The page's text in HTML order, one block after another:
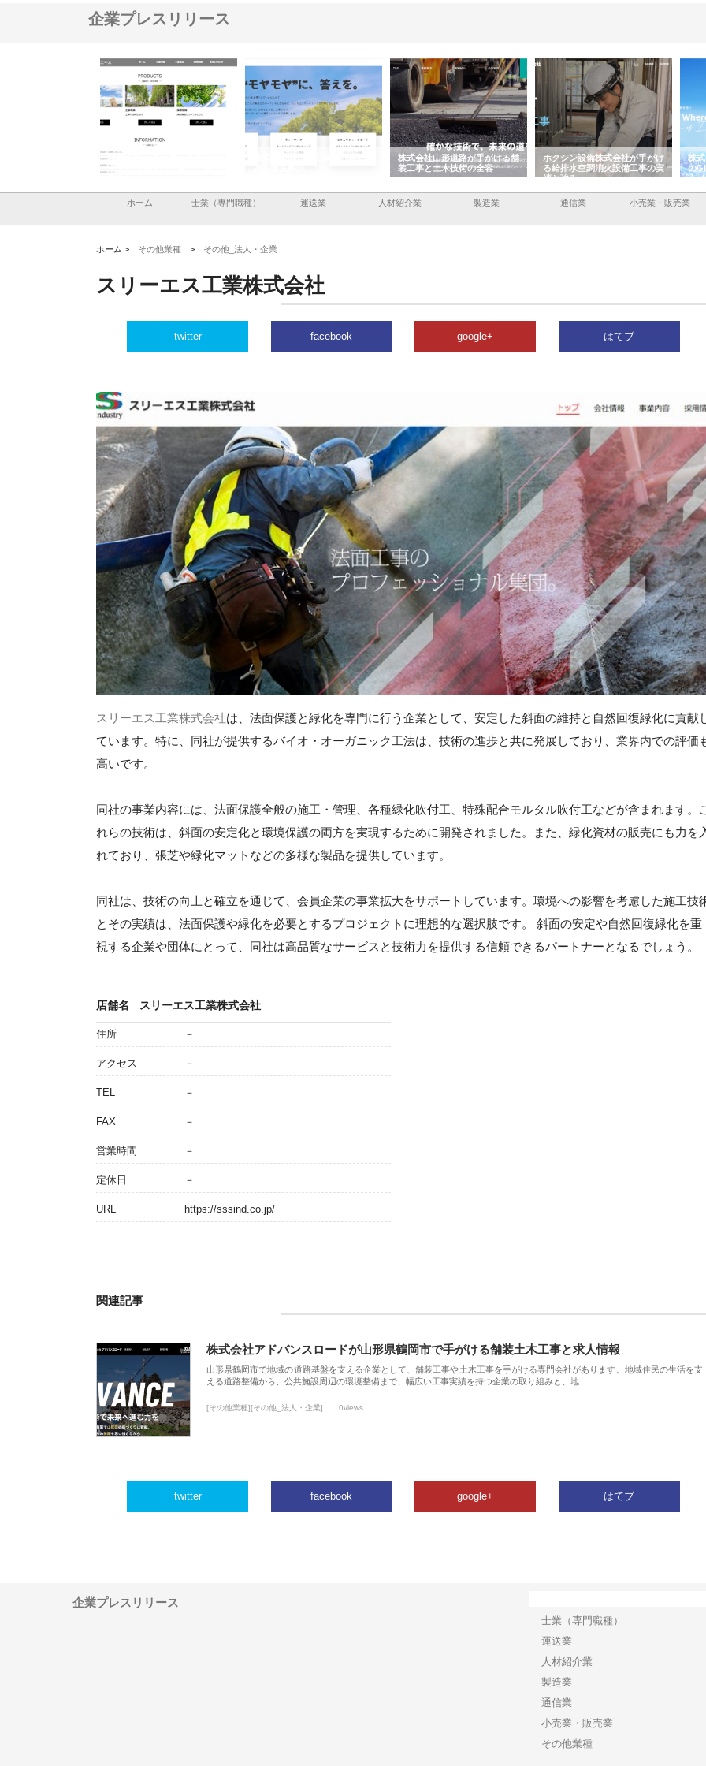
企業プレスリリース
イトが提供する充実した情報内
株式会社ＣＳＡの事業内容と強
株式会社山形道路が手がける舗
装工事と土木技術の全容
ホクシン設備株式会社が手がけ
る給排水空調消火設備工事の実
績と強み
株
の
入
ホーム 士業（専門職種） 運送業 人材紹介業 製造業 通信業 小売業・販売業
ホーム > その他業種 > その他_法人・企業
スリーエス工業株式会社
twitter facebook google+ はてブ
スリーエス工業株式会社は、法面保護と緑化を専門に行う企業として、安定した斜面の維持と自然回復緑化に貢献
ています。特に、同社が提供するバイオ・オーガニック工法は、技術の進歩と共に発展しており、業界内での評価
高いです。
同社の事業内容には、法面保護全般の施工・管理、各種緑化吹付工、特殊配合モルタル吹付工などが含まれます。
れらの技術は、斜面の安定化と環境保護の両方を実現するために開発されました。また、緑化資材の販売にも力を
れており、張芝や緑化マットなどの多様な製品を提供しています。
同社は、技術の向上と確立を通じて、会員企業の事業拡大をサポートしています。環境への影響を考慮した施工技
とその実績は、法面保護や緑化を必要とするプロジェクトに理想的な選択肢です。 斜面の安定や自然回復緑化を重
視する企業や団体にとって、同社は高品質なサービスと技術力を提供する信頼できるパートナーとなるでしょう。
店舗名 スリーエス工業株式会社
住所 －
アクセス －
TEL －
FAX －
営業時間 －
定休日 －
URL https://sssind.co.jp/
関連記事
株式会社アドバンスロードが山形県鶴岡市で手がける舗装土木工事と求人情報
山形県鶴岡市で地域の道路基盤を支える企業として、舗装工事や土木工事を手がける専門会社があります。地域住民の生活を支
える道路整備から、公共施設周辺の環境整備まで、幅広い工事実績を持つ企業の取り組みと、地…
[その他業種][その他_法人・企業] 0views
twitter facebook google+ はてブ
企業プレスリリース
士業（専門職種）
運送業
人材紹介業
製造業
通信業
小売業・販売業
その他業種